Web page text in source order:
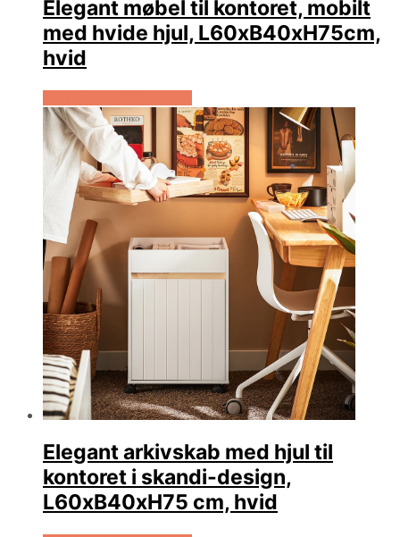
Elegant møbel til kontoret, mobilt
med hvide hjul, L60xB40xH75cm,
hvid
Elegant arkivskab med hjul til
kontoret i skandi-design,
L60xB40xH75 cm, hvid